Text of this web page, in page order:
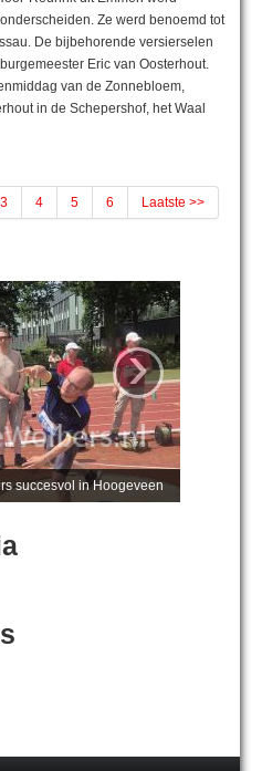
Ze werd benoemd tot
De bijbehorende versierselen
Eric van Oosterhout.
van de Zonnebloem,
in de Schepershof, het Waal
3 4 5 6 Laatste >>
succesvol in Hoogeveen
›